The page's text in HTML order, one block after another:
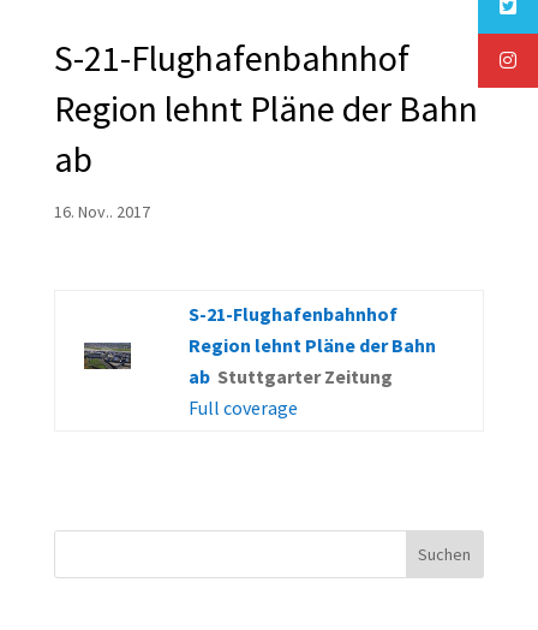
S-21-Flughafenbahnhof
Region lehnt Pläne der Bahn
ab
16. Nov.. 2017
S-21-Flughafenbahnhof
Region lehnt Pläne der Bahn
ab Stuttgarter Zeitung
Full coverage
Suchen